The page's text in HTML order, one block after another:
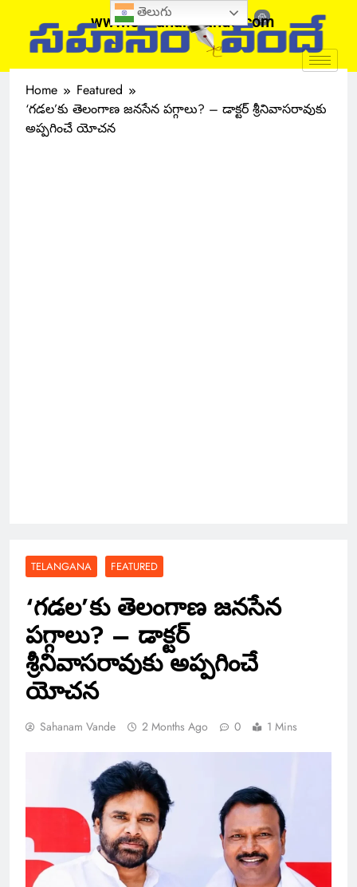
www.sahanamvande.com
Home
Featured
‘గడల’కు తెలంగాణ జనసేన పగ్గాలు? – డాక్టర్ శ్రీనివాసరావుకు
అప్పగించే యోచన
TELANGANA FEATURED
‘గడల’కు తెలంగాణ జనసేన
పగ్గాలు? – డాక్టర్
శ్రీనివాసరావుకు అప్పగించే
యోచన
Sahanam Vande 2 Months Ago 0 1 Mins
తెలుగు